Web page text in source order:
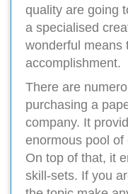
quality are going
a specialised
wonderful means
accomplishment.
There are
purchasing a
company. It
enormous pool
On top of that, it
skill-sets. If you